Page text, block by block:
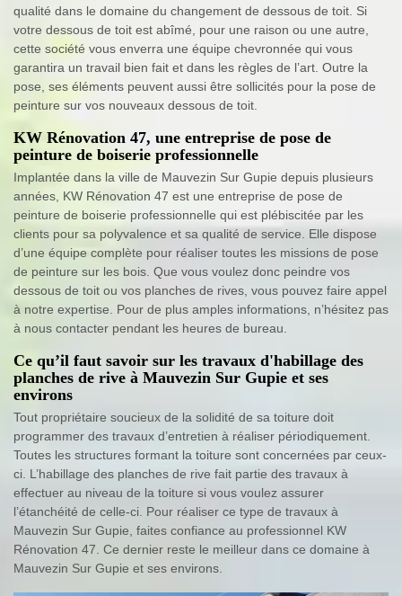
qualité dans le domaine du changement de dessous de toit. Si
votre dessous de toit est abîmé, pour une raison ou une autre,
cette société vous enverra une équipe chevronnée qui vous
garantira un travail bien fait et dans les règles de l’art. Outre la
pose, ses éléments peuvent aussi être sollicités pour la pose de
peinture sur vos nouveaux dessous de toit.
KW Rénovation 47, une entreprise de pose de
peinture de boiserie professionnelle
Implantée dans la ville de Mauvezin Sur Gupie depuis plusieurs
années, KW Rénovation 47 est une entreprise de pose de
peinture de boiserie professionnelle qui est plébiscitée par les
clients pour sa polyvalence et sa qualité de service. Elle dispose
d’une équipe complète pour réaliser toutes les missions de pose
de peinture sur les bois. Que vous voulez donc peindre vos
dessous de toit ou vos planches de rives, vous pouvez faire appel
à notre expertise. Pour de plus amples informations, n’hésitez pas
à nous contacter pendant les heures de bureau.
Ce qu’il faut savoir sur les travaux d'habillage des
planches de rive à Mauvezin Sur Gupie et ses
environs
Tout propriétaire soucieux de la solidité de sa toiture doit
programmer des travaux d’entretien à réaliser périodiquement.
Toutes les structures formant la toiture sont concernées par ceux-
ci. L’habillage des planches de rive fait partie des travaux à
effectuer au niveau de la toiture si vous voulez assurer
l’étanchéité de celle-ci. Pour réaliser ce type de travaux à
Mauvezin Sur Gupie, faites confiance au professionnel KW
Rénovation 47. Ce dernier reste le meilleur dans ce domaine à
Mauvezin Sur Gupie et ses environs.